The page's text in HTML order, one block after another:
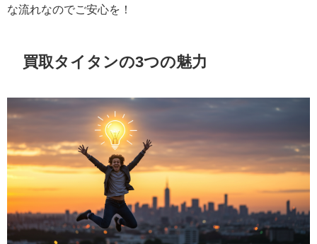
な流れなのでご安心を！
買取タイタンの3つの魅力